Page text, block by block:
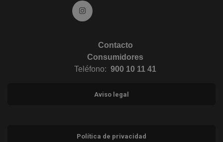
Ir a Instagram (abre en ventana nueva)
Contacto
Consumidores
Teléfono: 900 10 11 41
Aviso legal
Política de privacidad